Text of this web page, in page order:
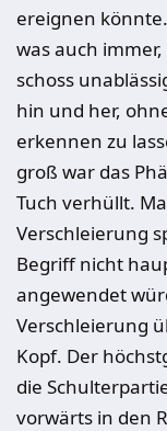
ereignen
was auch
schoss
hin und her,
erkennen zu
groß war das
Tuch verhüllt.
Verschleierung
Begriff nicht
angewendet
Verschleierung
Kopf. Der
die
vorwärts in den